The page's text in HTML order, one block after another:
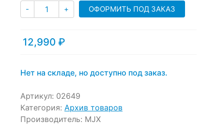
- Количество
+ ОФОРМИТЬ ПОД ЗАКАЗ
12,990 ₽
Нет на складе, но доступно под заказ.
Артикул: 02649
Категория: Архив товаров
Производитель: MJX